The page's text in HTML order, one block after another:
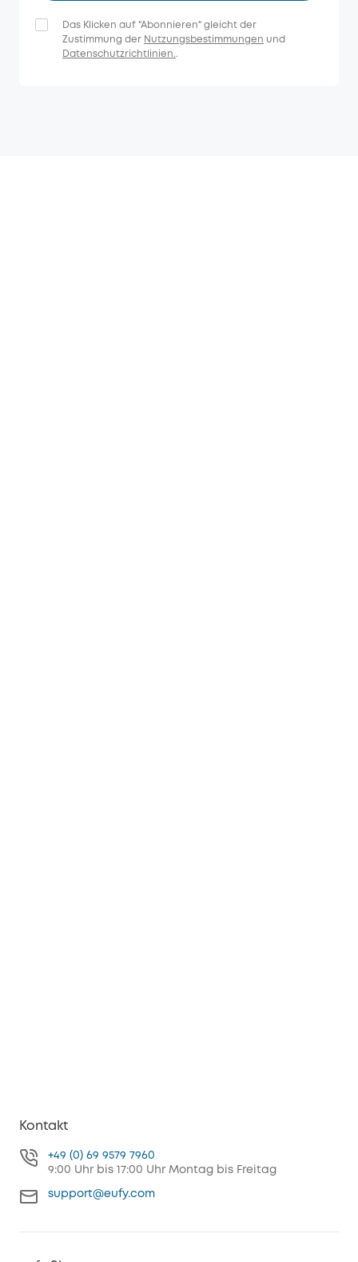
Das Klicken auf "Abonnieren" gleicht der
Zustimmung der Nutzungsbestimmungen und
Datenschutzrichtlinien..
Kontakt
+49 (0) 69 9579 7960
9:00 Uhr bis 17:00 Uhr Montag bis Freitag
support@eufy.com